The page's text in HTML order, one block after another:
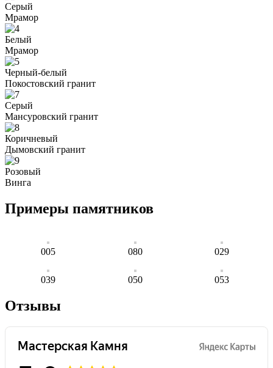
Серый
Мрамор
Белый
Мрамор
Черный-белый
Покостовский гранит
Серый
Мансуровский гранит
Коричневый
Дымовский гранит
Розовый
Винга
Примеры памятников
005 080 029
039 050 053
Отзывы